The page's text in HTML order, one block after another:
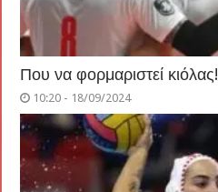
Που να φορμαριστεί κιόλας!
10:20 - 18/09/2024